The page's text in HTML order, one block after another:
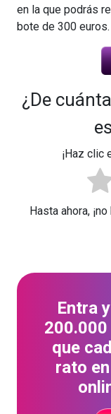
en la que podrás
bote de 300 euros.
¿De
¡Haz clic
Hasta ahora,
Entra
que
rato